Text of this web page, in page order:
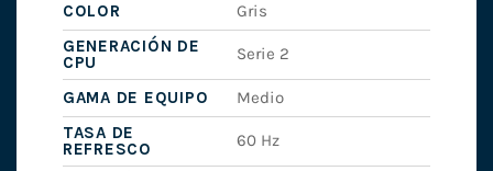
COLOR
Gris
GENERACIÓN DE
CPU
Serie 2
GAMA DE EQUIPO
Medio
TASA DE
REFRESCO
60 Hz